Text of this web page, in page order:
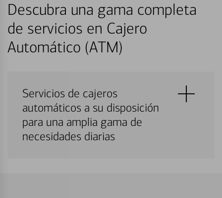
Descubra una gama completa
de servicios en Cajero
Automático (ATM)
Servicios de cajeros
automáticos a su disposición
para una amplia gama de
necesidades diarias